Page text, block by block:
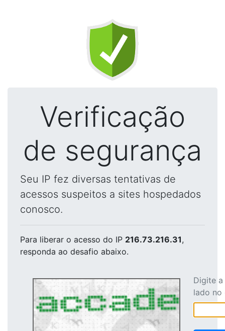
Verificação
de segurança
Seu IP fez diversas tentativas de
acessos suspeitos a sites hospedados
conosco.
Para liberar o acesso do IP 216.73.216.31,
responda ao desafio abaixo.
Digite
lado no